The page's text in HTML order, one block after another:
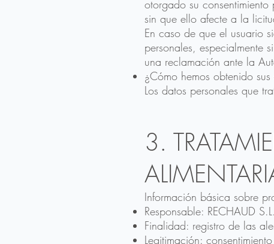
otorgado su
sin que ello afecte a la
En caso de que el usuario
personales, especialmente
una reclamación ante la
¿Cómo hemos obtenido sus
Los datos personales que
3.
Información básica sobre
Responsable: RECHAUD S.L.
Finalidad: registro de las
Legitimación: